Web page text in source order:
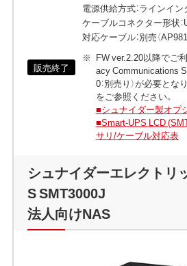
販売終了
電源供給方式：ラインイ
ケーブルコネクター形状：
対応ケーブル：別売（
FW ver.2.20以降でご
acy Communications
0：別売り）が必要と
をご参照ください。
■シュナイダー製オプ
■Smart-UPS LCD
サリ/ケーブル対応表
シュナイダーエレクトリ
S SMT3000J
法人向けNAS